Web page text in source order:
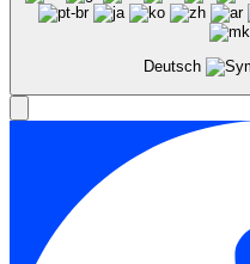
Deutsch